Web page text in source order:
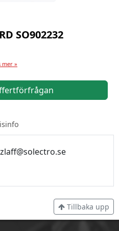
SO902232
mer »
Tillbaka upp